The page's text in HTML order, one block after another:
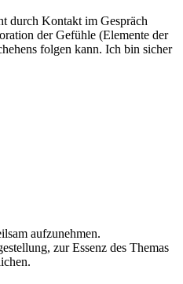
durch Kontakt im Gespräch
der Gefühle (Elemente der
folgen kann. Ich bin sicher
aufzunehmen.
zur Essenz des Themas